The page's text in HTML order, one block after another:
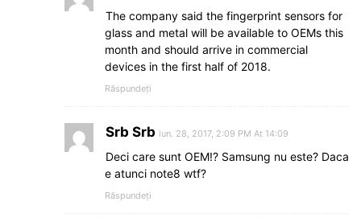
The company said the fingerprint sensors for
glass and metal will be available to OEMs this
month and should arrive in commercial
devices in the first half of 2018.
Răspundeți
Srb Srb iun. 28, 2017, 2:09 PM At 14:09
Deci care sunt OEM!? Samsung nu este? Daca
e atunci note8 wtf?
Răspundeți